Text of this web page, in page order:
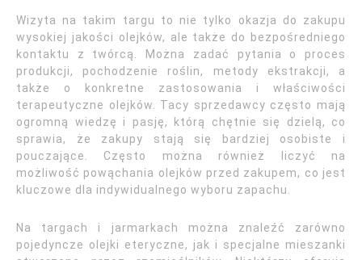
Wizyta na takim targu to nie tylko okazja do zakupu
wysokiej jakości olejków, ale także do bezpośredniego
kontaktu z twórcą. Można zadać pytania o proces
produkcji, pochodzenie roślin, metody ekstrakcji, a
także o konkretne zastosowania i właściwości
terapeutyczne olejków. Tacy sprzedawcy często mają
ogromną wiedzę i pasję, którą chętnie się dzielą, co
sprawia, że zakupy stają się bardziej osobiste i
pouczające. Często można również liczyć na
możliwość powąchania olejków przed zakupem, co jest
kluczowe dla indywidualnego wyboru zapachu.
Na targach i jarmarkach można znaleźć zarówno
pojedyncze olejki eteryczne, jak i specjalne mieszanki